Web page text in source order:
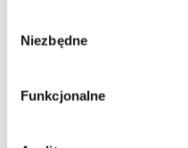
Asekolove.
osobowe
numer telefonu,
lokalizacja, obszar
Niezbędne
Funkcjonalne
Znaczenie recyklingu